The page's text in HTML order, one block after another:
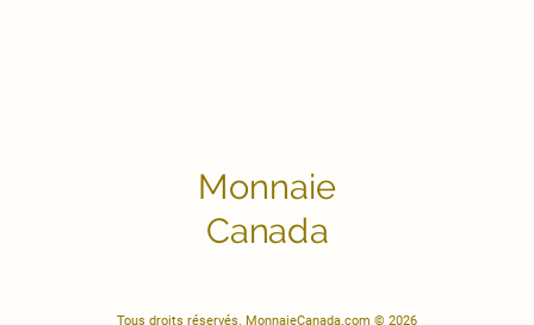
Monnaie
Canada
Tous droits réservés. MonnaieCanada.com © 2026